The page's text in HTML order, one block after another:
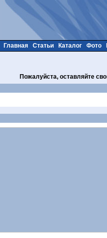
Главная Статьи Каталог Фото
Пожалуйста, оставляйте